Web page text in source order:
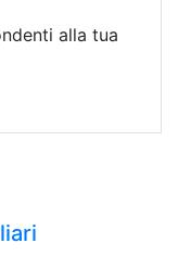
alla tua